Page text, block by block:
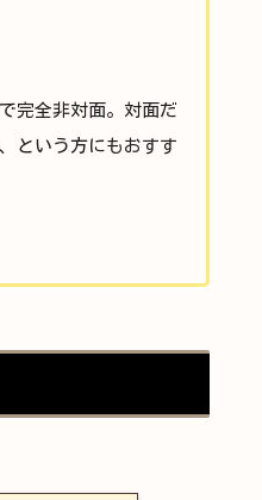
完全非対面。対面だ
という方にもおすす